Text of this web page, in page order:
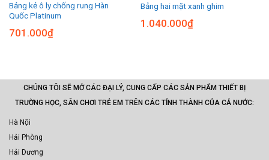
Bảng kẻ ô ly chống rung Hàn
Quốc Platinum
701.000₫
Bảng hai mặt xanh ghim
1.040.000₫
CHÚNG TÔI SẼ MỞ CÁC ĐẠI LÝ, CUNG CẤP CÁC SẢN PHẨM THIẾT BỊ
TRƯỜNG HỌC, SÂN CHƠI TRẺ EM TRÊN CÁC TỈNH THÀNH CỦA CẢ NƯỚC:
Hà Nội
Hải Phòng
Hải Dương